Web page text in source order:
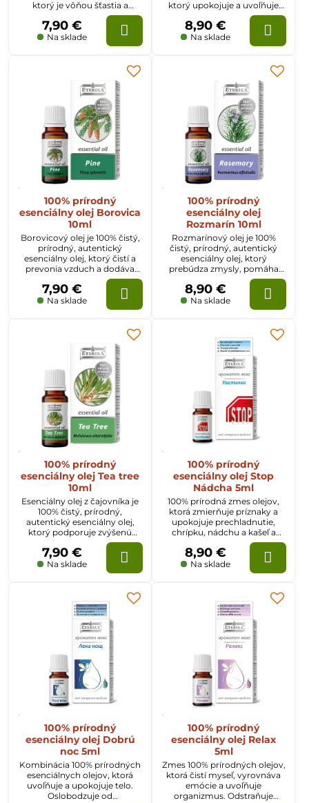
ktorý je vôňou šťastia a
radosti zo života. Pomáha
účinne sa vyrovnávať s
depresiou a získať dobrú
Na sklade
7,90 €
ktorý upokojuje a uvoľňuje
telo pri nervovom vypätí,
nespavosti. Regeneruje
pokožku a je účinným
prostriedkom pri podráždení
Na sklade
8,90 €
100% prírodný
esenciálny olej Borovica
10ml
Borovicový olej je 100% čistý,
prírodný, autentický
esenciálny olej, ktorý čistí a
prevonia vzduch a dodáva
energiu organizmu.
Na sklade
7,90 €
100% prírodný
esenciálny olej
Rozmarín 10ml
Rozmarínový olej je 100%
čistý, prírodný, autentický
esenciálny olej, ktorý
prebúdza zmysly, pomáha
rýchlosť mysle.
Na sklade
8,90 €
100% prírodný
esenciálny olej Tea tree
10ml
Esenciálny olej z čajovníka je
100% čistý, prírodný,
autentický esenciálny olej,
ktorý podporuje zvýšenú
pozornosť, koncentráciu,
uvoľňuje napätie a úzkosť.
Posilňuje odolnosť
Na sklade
7,90 €
100% prírodný
esenciálny olej Stop
Nádcha 5ml
100% prírodná zmes olejov,
ktorá zmierňuje príznaky a
upokojuje prechladnutie,
chrípku, nádchu a kašeľ a
odstraňuje únavu. Tento olej
tonizuje telo a aktivuje
prirodzené obranné
mechanizmy. Podporuje
Na sklade
8,90 €
100% prírodný
esenciálny olej Dobrú
noc 5ml
Kombinácia 100% prírodných
esenciálnych olejov, ktorá
uvoľňuje a upokojuje telo.
Oslobodzuje od
100% prírodný
esenciálny olej Relax
5ml
Zmes 100% prírodných olejov,
ktorá čistí myseľ, vyrovnáva
emócie a uvoľňuje
organizmus. Odstraňuje